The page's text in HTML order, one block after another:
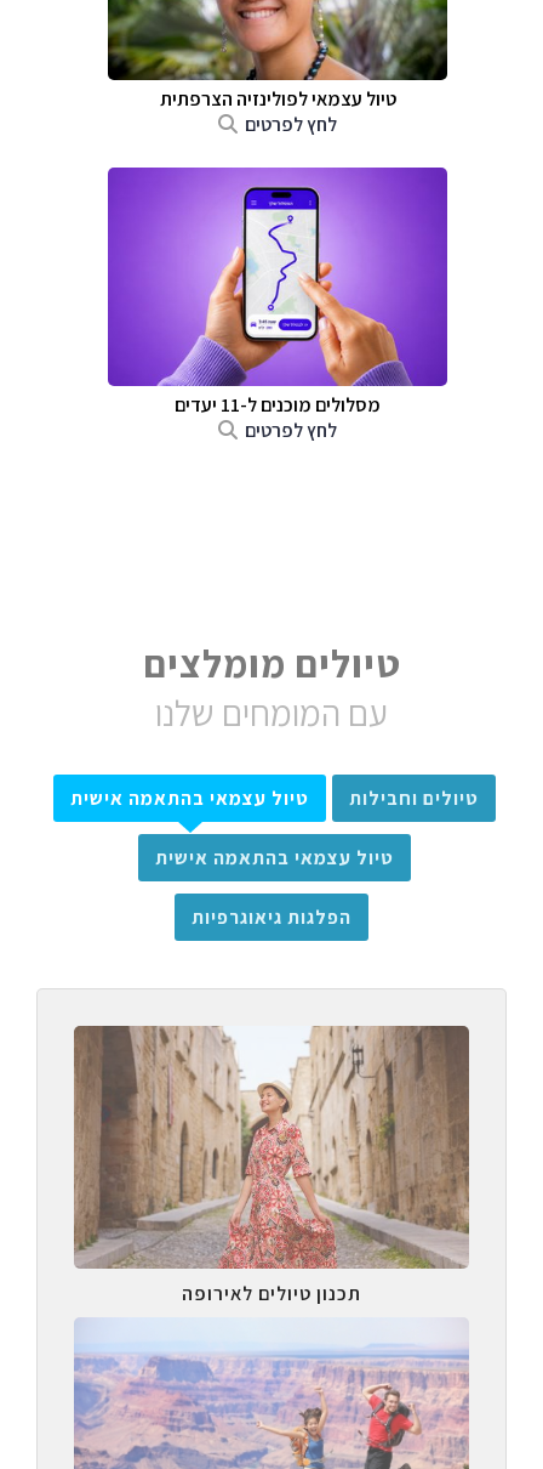
טיול עצמאי לפולינזיה הצרפתית
לחץ לפרטים
מסלולים מוכנים ל-11 יעדים
לחץ לפרטים
טיולים מומלצים
עם המומחים שלנו
טיולים וחבילות טיול עצמאי בהתאמה אישית
טיול עצמאי בהתאמה אישית
הפלגות גיאוגרפיות
תכנון טיולים לאירופה